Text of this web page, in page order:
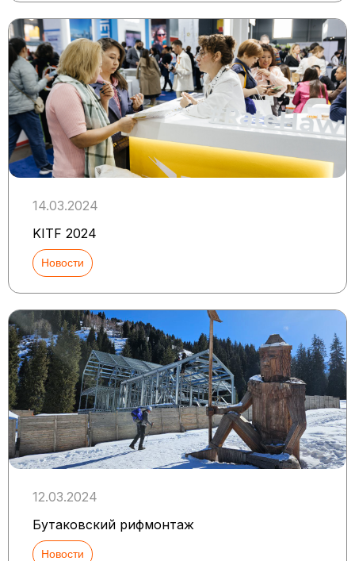
14.03.2024
KITF 2024
Новости
12.03.2024
Бутаковский рифмонтаж
Новости